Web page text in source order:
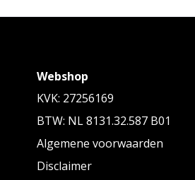
Webshop
KVK: 27256169
BTW: NL 8131.32.587 B01
Algemene voorwaarden
Disclaimer